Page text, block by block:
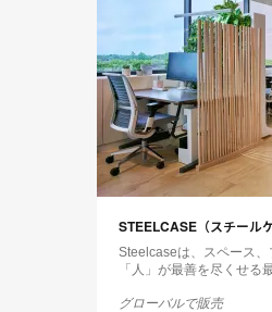
STEELCASE（スチール
Steelcaseは、スペース、
「人」が最善を尽くせる
グローバルで販売